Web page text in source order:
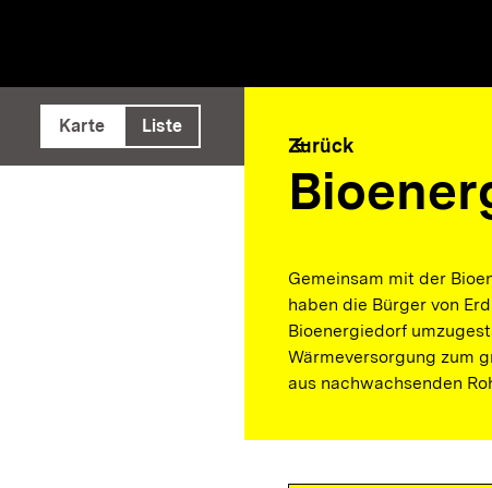
ausführen
Karte Liste
arrow_back
Zurück
Gemeinsam mit der
haben die Bürger von
Bioenergiedorf
Wärmeversorgung zum
aus nachwachsenden